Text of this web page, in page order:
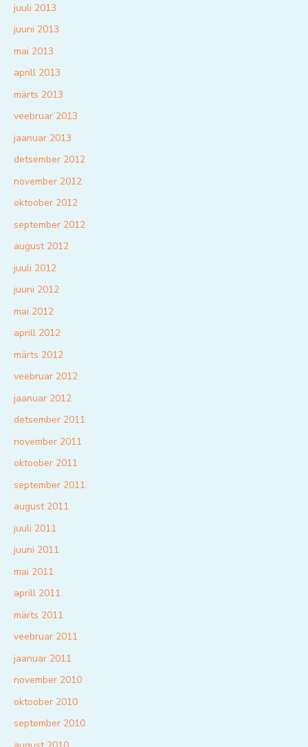
juuli 2013
juuni 2013
mai 2013
aprill 2013
märts 2013
veebruar 2013
jaanuar 2013
detsember 2012
november 2012
oktoober 2012
september 2012
august 2012
juuli 2012
juuni 2012
mai 2012
aprill 2012
märts 2012
veebruar 2012
jaanuar 2012
detsember 2011
november 2011
oktoober 2011
september 2011
august 2011
juuli 2011
juuni 2011
mai 2011
aprill 2011
märts 2011
veebruar 2011
jaanuar 2011
november 2010
oktoober 2010
september 2010